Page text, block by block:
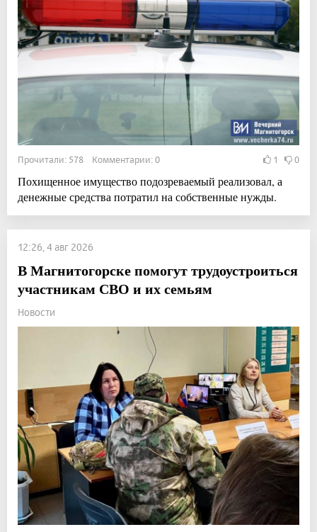
Прочитали: 578 Комментарии: 0 1 0
Похищенное имущество подозреваемый реализовал, а
денежные средства потратил на собственные нужды.
12:26, 4 авг 2026
В Магнитогорске помогут трудоустроиться
участникам СВО и их семьям
Новости